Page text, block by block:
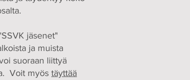
jäsenet"
ja muista
suoraan liittyä
Voit myös täyttää